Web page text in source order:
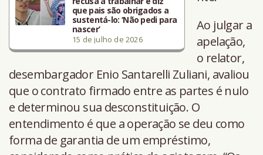
que pais são obrigados a
sustentá-lo: ‘Não pedi para
nascer’
15 de julho de 2026
Ao julgar a
apelação,
o relator,
desembargador Enio Santarelli Zuliani, avaliou
que o contrato firmado entre as partes é nulo
e determinou sua desconstituição. O
entendimento é que a operação se deu como
forma de garantia de um empréstimo,